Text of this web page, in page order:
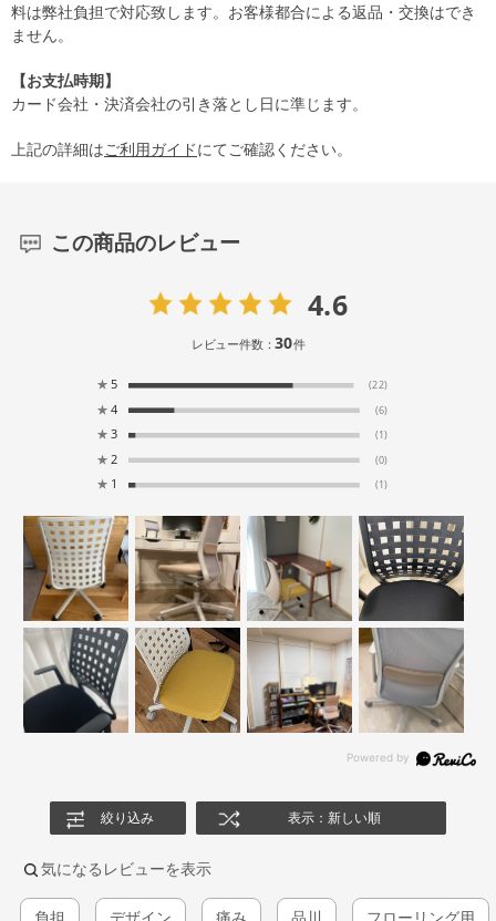
料は弊社負担で対応致します。お客様都合による返品・交換はでき
ません。
【お支払時期】
カード会社・決済会社の引き落とし日に準じます。
上記の詳細はご利用ガイドにてご確認ください。
この商品のレビュー
4.6
レビュー件数：30件
★ 5 (22)
★ 4 (6)
★ 3 (1)
★ 2 (0)
★ 1 (1)
絞り込み 表示：新しい順
気になるレビューを表示